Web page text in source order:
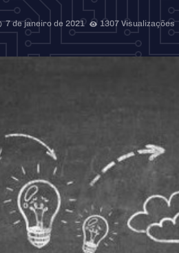
7 de janeiro de 2021 1307 Visualizações